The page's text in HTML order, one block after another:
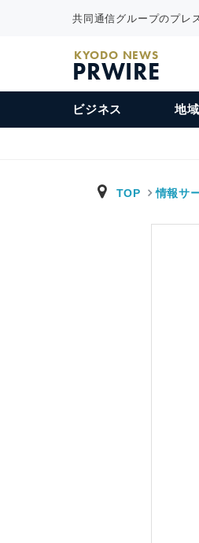
共同通信グループのプレ
KYODO NEWS
PRWIRE
ビジネス 地
TOP 情報サ